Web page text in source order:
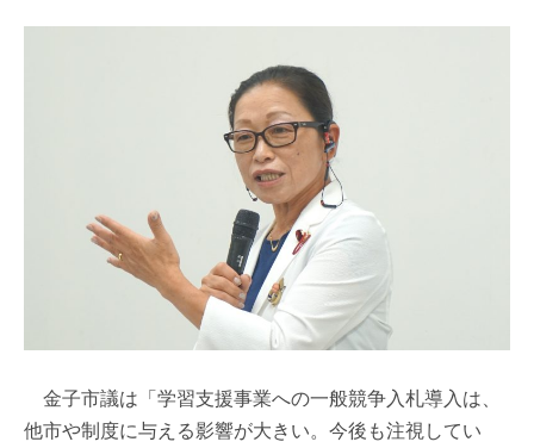
金子市議は「学習支援事業への一般競争入札導入は、
他市や制度に与える影響が大きい。今後も注視してい